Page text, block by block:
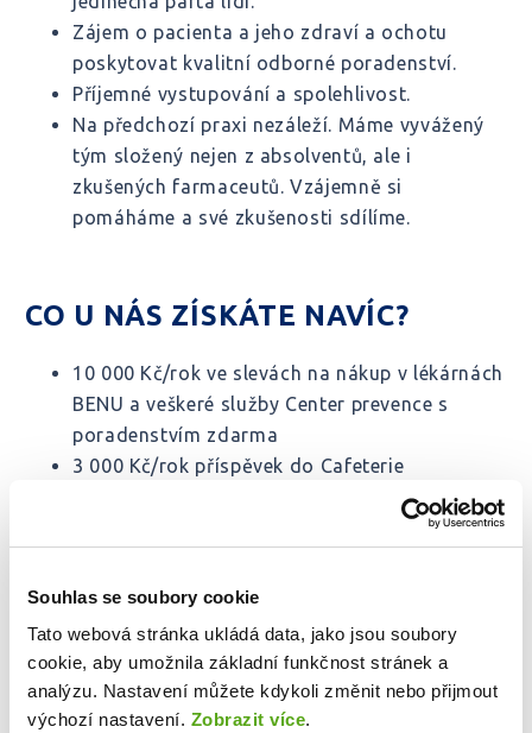
Souhlas se soubory cookie
Tato webová stránka ukládá data, jako jsou soubory
cookie, aby umožnila základní funkčnost stránek a
analýzu. Nastavení můžete kdykoli změnit nebo přijmout
výchozí nastavení. Zobrazit více.
Zájem o pacienta a jeho zdraví a ochotu
poskytovat kvalitní odborné poradenství.
Příjemné vystupování a spolehlivost.
Na předchozí praxi nezáleží. Máme vyvážený
tým složený nejen z absolventů, ale i
zkušených farmaceutů. Vzájemně si
pomáháme a své zkušenosti sdílíme.
CO U NÁS ZÍSKÁTE NAVÍC?
10 000 Kč/rok ve slevách na nákup v lékárnách
BENU a veškeré služby Center prevence s
poradenstvím zdarma
3 000 Kč/rok příspěvek do Cafeterie
3 000 Kč/měsíc věrnostní bonus po 3
500 Kč/rok příspěvek na pracovní obuv,
MultiSport karta za zvýhodněnou cenu 450
Kč/měsíc, vč. možnosti doprovodných karet
150 Kč hodnota stravenky, kantýna na